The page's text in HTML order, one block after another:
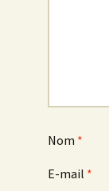
Nom *
E-mail *